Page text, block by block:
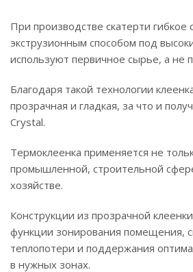
При производстве скатерти гибкое
экструзионным способом под
используют первичное сырье, а не
Благодаря такой технологии
прозрачная и гладкая, за что и
Crystal.
Термоклеенка применяется не
промышленной, строительной
хозяйстве.
Конструкции из прозрачной
функции зонирования помещения,
теплопотери и поддержания
в нужных зонах.